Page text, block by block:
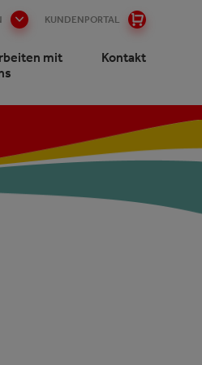
KUNDENPORTAL
mit
Kontakt